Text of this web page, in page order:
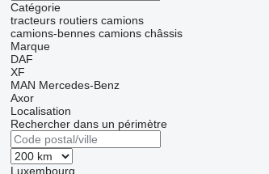
Catégorie
tracteurs routiers camions
camions-bennes camions châssis
Marque
DAF
XF
MAN Mercedes-Benz
Axor
Localisation
Rechercher dans un périmètre
Luxembourg